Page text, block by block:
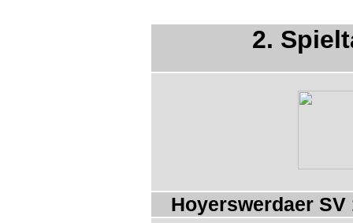
2.
Hoyerswerdaer